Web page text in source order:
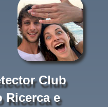
Club
Ricerca e